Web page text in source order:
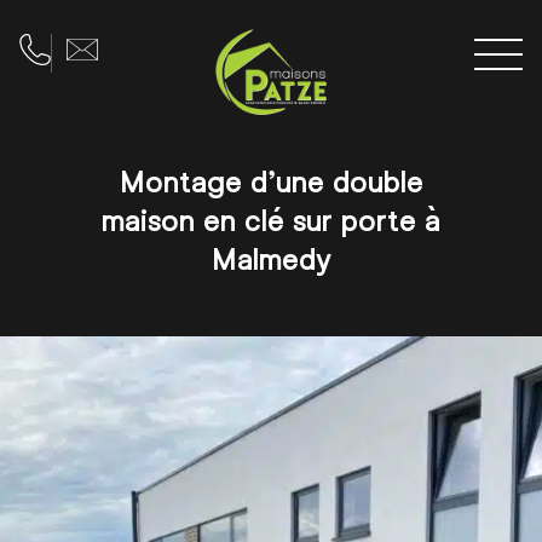
TéléphoneAdresse e-mail
Montage d’une double
maison en clé sur porte à
Malmedy
Galerie d'images